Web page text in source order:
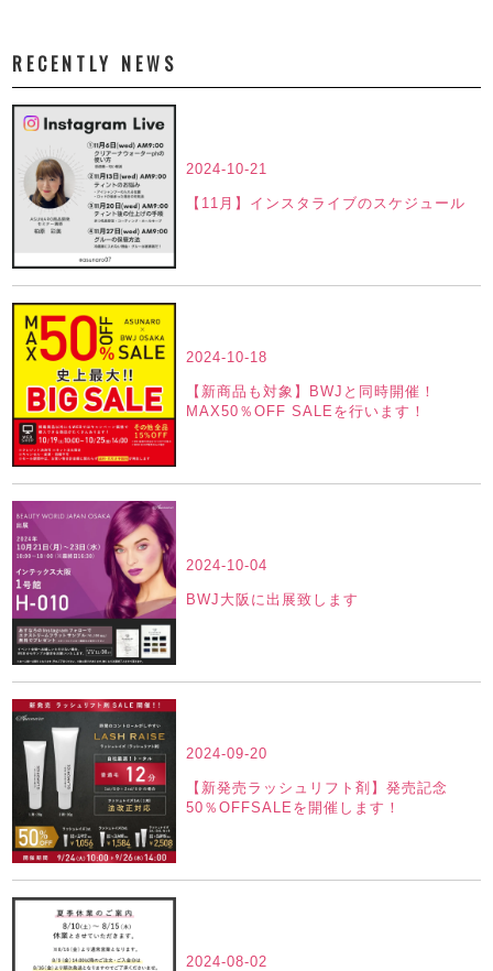
RECENTLY NEWS
2024-10-21
【11月】インスタライブのスケジュール
2024-10-18
【新商品も対象】BWJと同時開催！
MAX50％OFF SALEを行います！
2024-10-04
BWJ大阪に出展致します
2024-09-20
【新発売ラッシュリフト剤】発売記念
50％OFFSALEを開催します！
2024-08-02